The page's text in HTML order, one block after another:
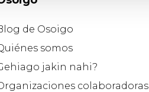
de Osoigo
somos
jakin nahi?
colaboradoras